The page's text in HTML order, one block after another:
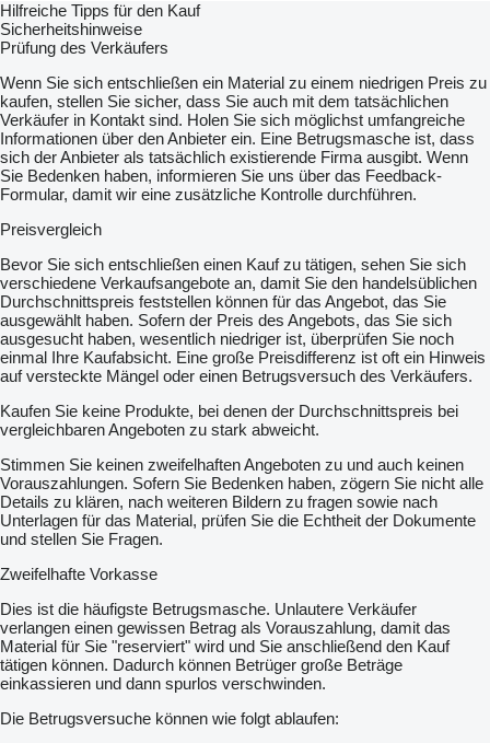
Hilfreiche Tipps für den Kauf
Sicherheitshinweise
Prüfung des Verkäufers
Wenn Sie sich entschließen ein Material zu einem niedrigen Preis zu
kaufen, stellen Sie sicher, dass Sie auch mit dem tatsächlichen
Verkäufer in Kontakt sind. Holen Sie sich möglichst umfangreiche
Informationen über den Anbieter ein. Eine Betrugsmasche ist, dass
sich der Anbieter als tatsächlich existierende Firma ausgibt. Wenn
Sie Bedenken haben, informieren Sie uns über das Feedback-
Formular, damit wir eine zusätzliche Kontrolle durchführen.
Preisvergleich
Bevor Sie sich entschließen einen Kauf zu tätigen, sehen Sie sich
verschiedene Verkaufsangebote an, damit Sie den handelsüblichen
Durchschnittspreis feststellen können für das Angebot, das Sie
ausgewählt haben. Sofern der Preis des Angebots, das Sie sich
ausgesucht haben, wesentlich niedriger ist, überprüfen Sie noch
einmal Ihre Kaufabsicht. Eine große Preisdifferenz ist oft ein Hinweis
auf versteckte Mängel oder einen Betrugsversuch des Verkäufers.
Kaufen Sie keine Produkte, bei denen der Durchschnittspreis bei
vergleichbaren Angeboten zu stark abweicht.
Stimmen Sie keinen zweifelhaften Angeboten zu und auch keinen
Vorauszahlungen. Sofern Sie Bedenken haben, zögern Sie nicht alle
Details zu klären, nach weiteren Bildern zu fragen sowie nach
Unterlagen für das Material, prüfen Sie die Echtheit der Dokumente
und stellen Sie Fragen.
Zweifelhafte Vorkasse
Dies ist die häufigste Betrugsmasche. Unlautere Verkäufer
verlangen einen gewissen Betrag als Vorauszahlung, damit das
Material für Sie "reserviert" wird und Sie anschließend den Kauf
tätigen können. Dadurch können Betrüger große Beträge
einkassieren und dann spurlos verschwinden.
Die Betrugsversuche können wie folgt ablaufen: